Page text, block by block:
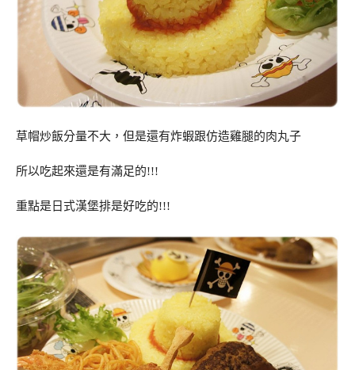
草帽炒飯分量不大，但是還有炸蝦跟仿造雞腿的肉丸子
所以吃起來還是有滿足的!!!
重點是日式漢堡排是好吃的!!!